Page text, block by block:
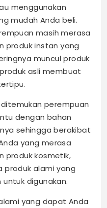
menggunakan
mudah Anda beli.
masih merasa
produk instan yang
muncul produk
asli membuat
perempuan
dengan bahan
sehingga berakibat
yang merasa
produk kosmetik,
produk alami yang
digunakan.
yang dapat Anda